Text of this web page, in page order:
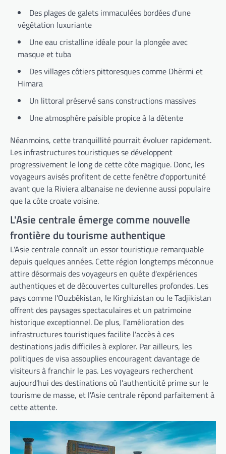
Des plages de galets immaculées bordées d'une
végétation luxuriante
Une eau cristalline idéale pour la plongée avec
masque et tuba
Des villages côtiers pittoresques comme Dhërmi et
Himara
Un littoral préservé sans constructions massives
Une atmosphère paisible propice à la détente
Néanmoins, cette tranquillité pourrait évoluer rapidement.
Les infrastructures touristiques se développent
progressivement le long de cette côte magique. Donc, les
voyageurs avisés profitent de cette fenêtre d'opportunité
avant que la Riviera albanaise ne devienne aussi populaire
que la côte croate voisine.
L'Asie centrale émerge comme nouvelle
frontière du tourisme authentique
L'Asie centrale connaît un essor touristique remarquable
depuis quelques années. Cette région longtemps méconnue
attire désormais des voyageurs en quête d'expériences
authentiques et de découvertes culturelles profondes. Les
pays comme l'Ouzbékistan, le Kirghizistan ou le Tadjikistan
offrent des paysages spectaculaires et un patrimoine
historique exceptionnel. De plus, l'amélioration des
infrastructures touristiques facilite l'accès à ces
destinations jadis difficiles à explorer. Par ailleurs, les
politiques de visa assouplies encouragent davantage de
visiteurs à franchir le pas. Les voyageurs recherchent
aujourd'hui des destinations où l'authenticité prime sur le
tourisme de masse, et l'Asie centrale répond parfaitement à
cette attente.